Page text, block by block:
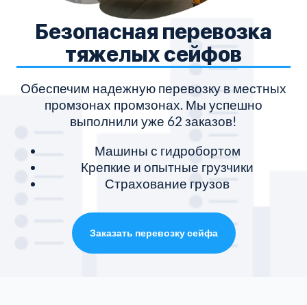
Безопасная перевозка
тяжелых сейфов
Обеспечим надежную перевозку в местных
промзонах промзонах. Мы успешно
выполнили уже 62 заказов!
Машины с гидробортом
Крепкие и опытные грузчики
Страхование грузов
Заказать перевозку сейфа